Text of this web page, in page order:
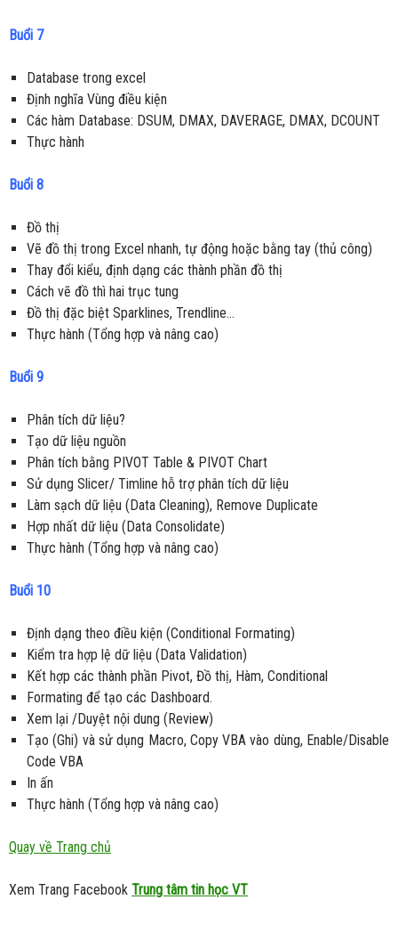
Buổi 7
Database trong excel
Định nghĩa Vùng điều kiện
Các hàm Database: DSUM, DMAX, DAVERAGE, DMAX, DCOUNT
Thực hành
Buổi 8
Đồ thị
Vẽ đồ thị trong Excel nhanh, tự động hoặc bằng tay (thủ công)
Thay đổi kiểu, định dạng các thành phần đồ thị
Cách vẽ đồ thì hai trục tung
Đồ thị đặc biệt Sparklines, Trendline…
Thực hành (Tổng hợp và nâng cao)
Buổi 9
Phân tích dữ liệu?
Tạo dữ liệu nguồn
Phân tích bằng PIVOT Table & PIVOT Chart
Sử dụng Slicer/ Timline hỗ trợ phân tích dữ liệu
Làm sạch dữ liệu (Data Cleaning), Remove Duplicate
Hợp nhất dữ liệu (Data Consolidate)
Thực hành (Tổng hợp và nâng cao)
Buổi 10
Định dạng theo điều kiện (Conditional Formating)
Kiểm tra hợp lệ dữ liệu (Data Validation)
Kết hợp các thành phần Pivot, Đồ thị, Hàm, Conditional
Formating để tạo các Dashboard.
Xem lại /Duyệt nội dung (Review)
Tạo (Ghi) và sử dụng Macro, Copy VBA vào dùng, Enable/Disable
Code VBA
In ấn
Thực hành (Tổng hợp và nâng cao)
Quay về Trang chủ
Xem Trang Facebook Trung tâm tin học VT